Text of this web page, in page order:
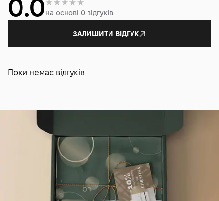
0.0на основі 0 відгуків
ЗАЛИШИТИ ВІДГУК
Поки немає відгуків